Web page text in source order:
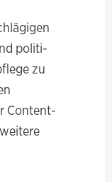
politi-
zu
Content-